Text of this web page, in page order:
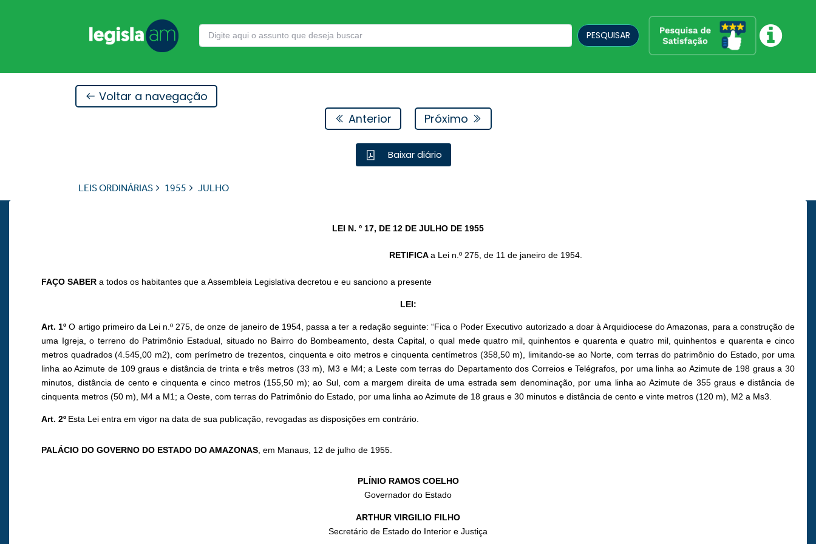
PESQUISAR
Voltar a navegação
Anterior
Próximo
Baixar diário
LEIS ORDINÁRIAS 1955 JULHO
LEI N. º 17, DE 12 DE JULHO DE 1955
RETIFICAa Lei n.º 275, de 11 de janeiro de 1954.
FAÇO SABER a todos os habitantes que a Assembleia Legislativa decretou e eu sanciono a presente
LEI:
Art. 1º O artigo primeiro da Lei n.º 275, de onze de janeiro de 1954, passa a ter a redação seguinte: “Fica o Poder Executivo autorizado a doar à Arquidiocese do Amazonas, para a construção de
uma Igreja, o terreno do Patrimônio Estadual, situado no Bairro do Bombeamento, desta Capital, o qual mede quatro mil, quinhentos e quarenta e quatro mil, quinhentos e quarenta e cinco
metros quadrados (4.545,00 m2), com perímetro de trezentos, cinquenta e oito metros e cinquenta centímetros (358,50 m), limitando-se ao Norte, com terras do patrimônio do Estado, por uma
linha ao Azimute de 109 graus e distância de trinta e três metros (33 m), M3 e M4; a Leste com terras do Departamento dos Correios e Telégrafos, por uma linha ao Azimute de 198 graus a 30
minutos, distância de cento e cinquenta e cinco metros (155,50 m); ao Sul, com a margem direita de uma estrada sem denominação, por uma linha ao Azimute de 355 graus e distância de
cinquenta metros (50 m), M4 a M1; a Oeste, com terras do Patrimônio do Estado, por uma linha ao Azimute de 18 graus e 30 minutos e distância de cento e vinte metros (120 m), M2 a Ms3.
Art. 2º Esta Lei entra em vigor na data de sua publicação, revogadas as disposições em contrário.
PALÁCIO DO GOVERNO DO ESTADO DO AMAZONAS, em Manaus, 12 de julho de 1955.
PLÍNIO RAMOS COELHO
Governador do Estado
ARTHUR VIRGILIO FILHO
Secretário de Estado do Interior e Justiça